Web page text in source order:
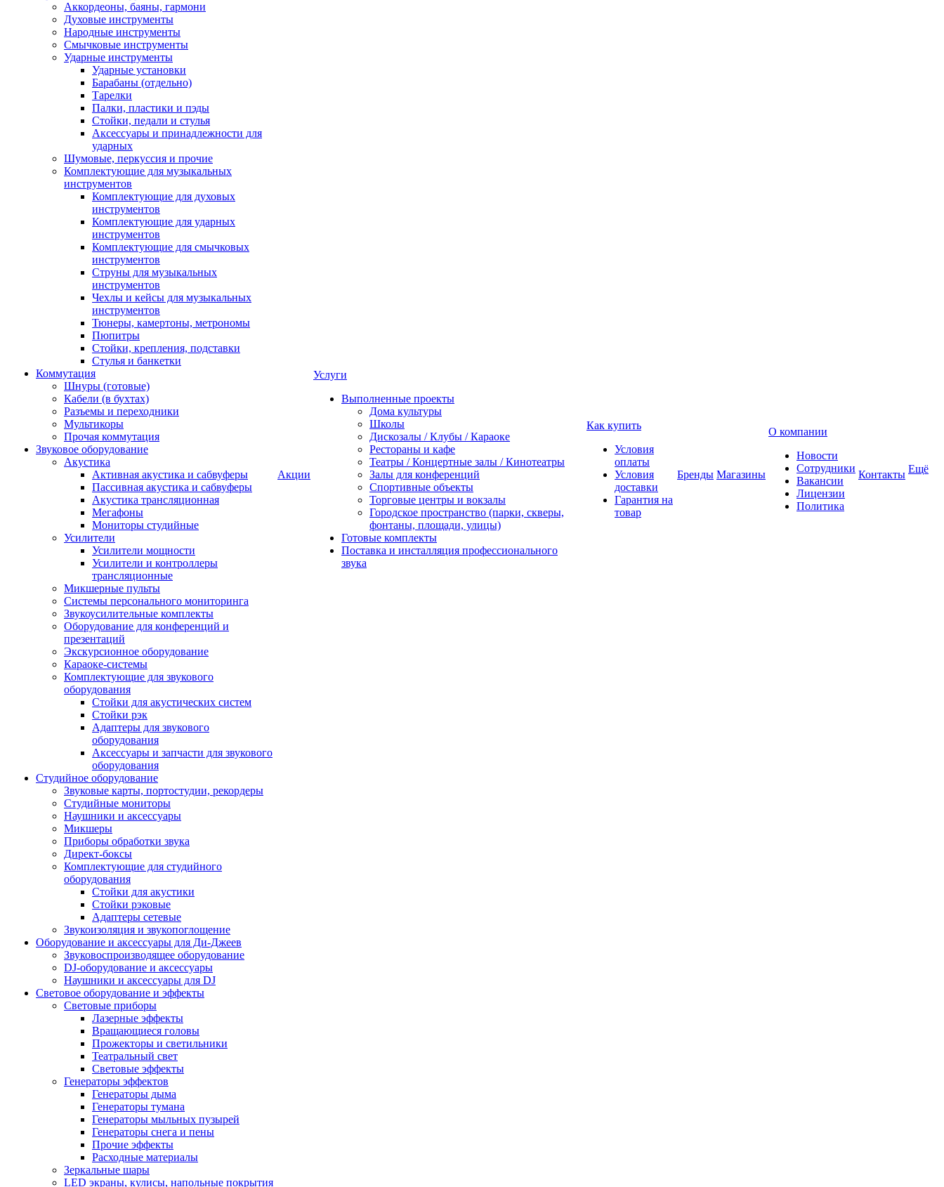
Аккордеоны, баяны, гармони
Духовые инструменты
Народные инструменты
Смычковые инструменты
Ударные инструменты
Ударные установки
Барабаны (отдельно)
Тарелки
Палки, пластики и пэды
Стойки, педали и стулья
Аксессуары и принадлежности для
ударных
Шумовые, перкуссия и прочие
Комплектующие для музыкальных
инструментов
Комплектующие для духовых
инструментов
Комплектующие для ударных
инструментов
Комплектующие для смычковых
инструментов
Струны для музыкальных
инструментов
Чехлы и кейсы для музыкальных
инструментов
Тюнеры, камертоны, метрономы
Пюпитры
Стойки, крепления, подставки
Стулья и банкетки
Коммутация
Шнуры (готовые)
Кабели (в бухтах)
Разъемы и переходники
Мультикоры
Прочая коммутация
Звуковое оборудование
Акустика
Активная акустика и сабвуферы
Пассивная акустика и сабвуферы
Акустика трансляционная
Мегафоны
Мониторы студийные
Усилители
Усилители мощности
Усилители и контроллеры
трансляционные
Микшерные пульты
Системы персонального мониторинга
Звукоусилительные комплекты
Оборудование для конференций и
презентаций
Экскурсионное оборудование
Караоке-системы
Комплектующие для звукового
оборудования
Стойки для акустических систем
Стойки рэк
Адаптеры для звукового
оборудования
Аксессуары и запчасти для звукового
оборудования
Студийное оборудование
Звуковые карты, портостудии, рекордеры
Студийные мониторы
Наушники и аксессуары
Микшеры
Приборы обработки звука
Директ-боксы
Комплектующие для студийного
оборудования
Стойки для акустики
Стойки рэковые
Адаптеры сетевые
Звукоизоляция и звукопоглощение
Оборудование и аксессуары для Ди-Джеев
Звуковоспроизводящее оборудование
DJ-оборудование и аксессуары
Наушники и аксессуары для DJ
Световое оборудование и эффекты
Световые приборы
Лазерные эффекты
Вращающиеся головы
Прожекторы и светильники
Театральный свет
Световые эффекты
Генераторы эффектов
Генераторы дыма
Генераторы тумана
Генераторы мыльных пузырей
Генераторы снега и пены
Прочие эффекты
Расходные материалы
Зеркальные шары
LED экраны, кулисы, напольные покрытия
Акции
Услуги
Выполненные проекты
Дома культуры
Школы
Дискозалы / Клубы / Караоке
Рестораны и кафе
Театры / Концертные залы / Кинотеатры
Залы для конференций
Спортивные объекты
Торговые центры и вокзалы
Городское пространство (парки, скверы,
фонтаны, площади, улицы)
Готовые комплекты
Поставка и инсталляция профессионального
звука
Как купить
Условия
оплаты
Условия
доставки
Гарантия на
товар
Бренды Магазины
О компании
Новости
Сотрудники
Вакансии
Лицензии
Политика
Контакты Ещё